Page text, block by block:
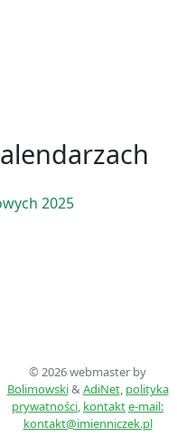
2025
© 2026 webmaster by
Bolimowski& AdiNet, polityka
prywatności, kontakte-mail:
kontakt@imienniczek.pl